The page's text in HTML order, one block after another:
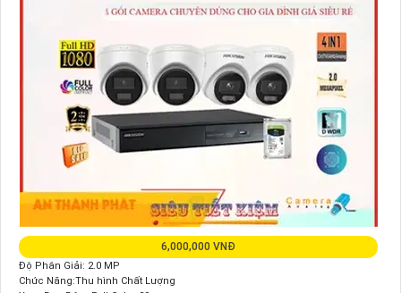
6,000,000 VNĐ
Độ Phân Giải: 2.0 MP
Chức Năng:Thu hình Chất Lượng